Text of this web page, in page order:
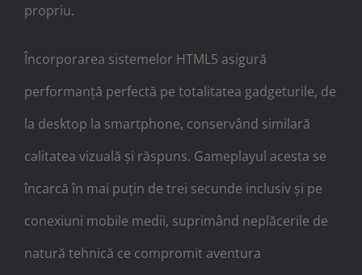
propriu.
Încorporarea sistemelor HTML5 asigură
performanță perfectă pe totalitatea gadgeturile, de
la desktop la smartphone, conservând similară
calitatea vizuală și răspuns. Gameplayul acesta se
încarcă în mai puțin de trei secunde inclusiv și pe
conexiuni mobile medii, suprimând neplăcerile de
natură tehnică ce compromit aventura